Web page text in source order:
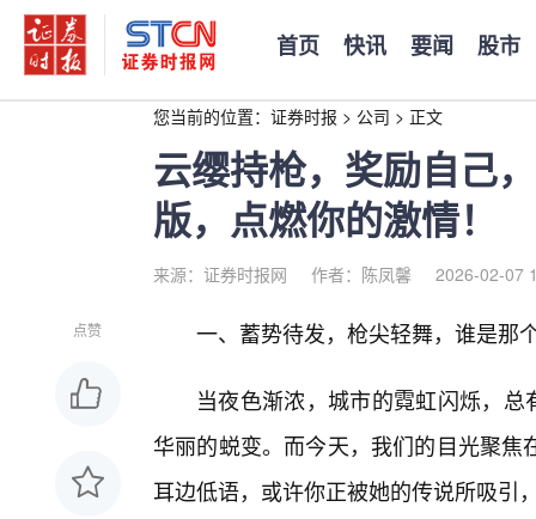
首页 快讯 要闻 股市
您当前的位置： 证券时报 > 公司 > 正文
云缨持枪，奖励自己
版，点燃你的激情！
来源：证券时报网 作者：陈凤馨 2026-02-07
点赞 一、蓄势待发，枪尖轻舞，谁是那
当夜色渐浓，城市的霓虹闪烁，
华丽的蜕变。而今天，我们的目光聚
耳边低语，或许你正被她的传说所吸引